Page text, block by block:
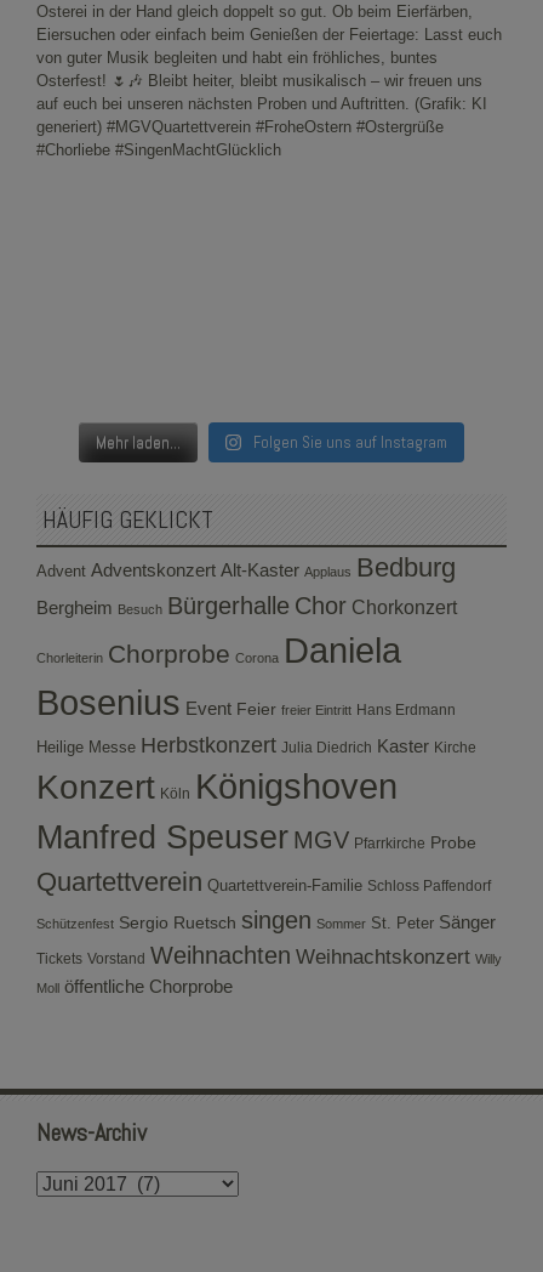
Mehr laden... Folgen Sie uns auf Instagram
HÄUFIG GEKLICKT
Advent Adventskonzert Alt-Kaster Applaus Bedburg
Bergheim Besuch Bürgerhalle Chor Chorkonzert
Chorleiterin Chorprobe Corona Daniela
Bosenius Event Feier freier Eintritt Hans Erdmann
Heilige Messe Herbstkonzert Julia Diedrich Kaster Kirche
Konzert Köln Königshoven
Manfred Speuser MGV Pfarrkirche Probe
Quartettverein Quartettverein-Familie Schloss Paffendorf
Schützenfest Sergio Ruetsch singen Sommer St. Peter Sänger
Tickets Vorstand Weihnachten Weihnachtskonzert Willy
Moll öffentliche Chorprobe
News-Archiv
News-